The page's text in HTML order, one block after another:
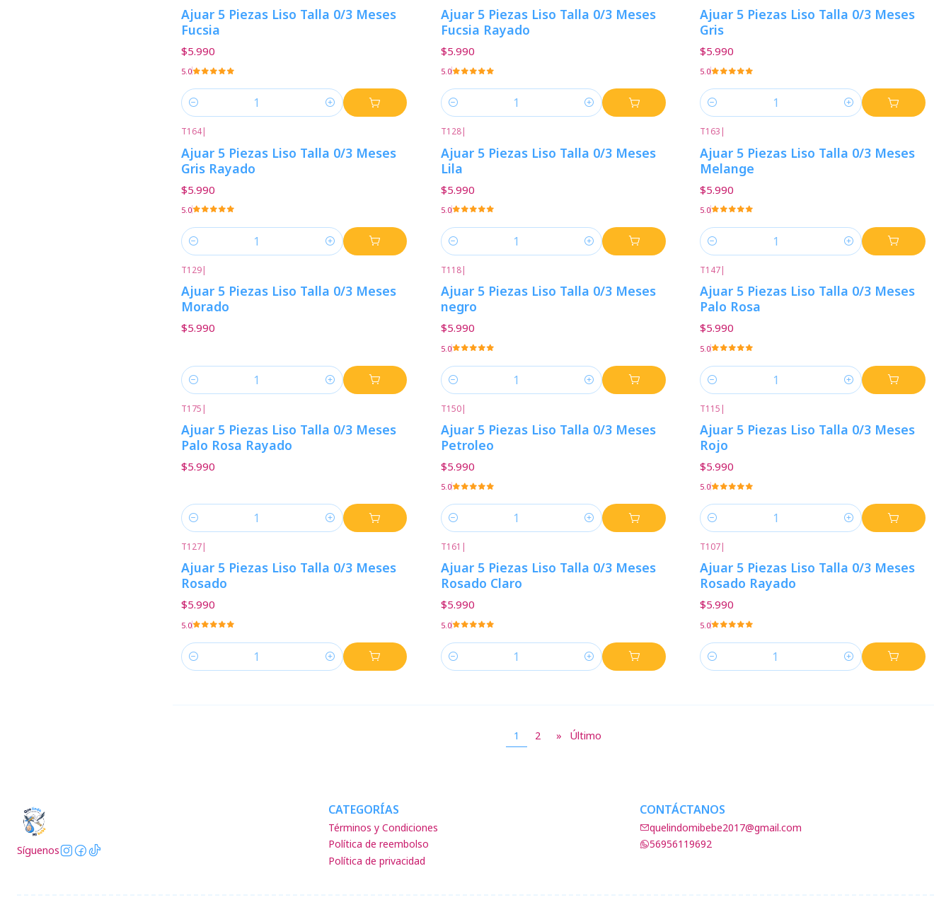
Ajuar 5 Piezas Liso Talla 0/3 Meses
Fucsia
$5.990
5.0
Cantidad
Ajuar 5 Piezas Liso Talla 0/3 Meses
Fucsia Rayado
$5.990
5.0
Cantidad
Ajuar 5 Piezas Liso Talla 0/3 Meses
Gris
$5.990
5.0
Cantidad
T164|
Ajuar 5 Piezas Liso Talla 0/3 Meses
Gris Rayado
$5.990
5.0
Cantidad
T128|
Ajuar 5 Piezas Liso Talla 0/3 Meses
Lila
$5.990
5.0
Cantidad
T163 |
Ajuar 5 Piezas Liso Talla 0/3 Meses
Melange
$5.990
5.0
Cantidad
T129|
Ajuar 5 Piezas Liso Talla 0/3 Meses
Morado
$5.990
Cantidad
T118|
Ajuar 5 Piezas Liso Talla 0/3 Meses
negro
$5.990
5.0
Cantidad
T147|
Ajuar 5 Piezas Liso Talla 0/3 Meses
Palo Rosa
$5.990
5.0
Cantidad
T175 |
Ajuar 5 Piezas Liso Talla 0/3 Meses
Palo Rosa Rayado
$5.990
Cantidad
T150|
Ajuar 5 Piezas Liso Talla 0/3 Meses
Petroleo
$5.990
5.0
Cantidad
T115 |
Ajuar 5 Piezas Liso Talla 0/3 Meses
Rojo
$5.990
5.0
Cantidad
T127|
Ajuar 5 Piezas Liso Talla 0/3 Meses
Rosado
$5.990
5.0
Cantidad
T161 |
Ajuar 5 Piezas Liso Talla 0/3 Meses
Rosado Claro
$5.990
5.0
Cantidad
T107|
Ajuar 5 Piezas Liso Talla 0/3 Meses
Rosado Rayado
$5.990
5.0
Cantidad
1 2 » Último
Síguenos
CATEGORÍAS
Términos y Condiciones
Política de reembolso
Política de privacidad
CONTÁCTANOS
quelindomibebe2017@gmail.com
56956119692